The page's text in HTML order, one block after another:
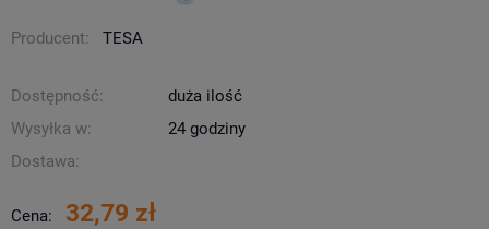
Producent: TESA
Dostępność:
duża ilość
Wysyłka w:
24 godziny
Dostawa:
Cena: 32,79 zł